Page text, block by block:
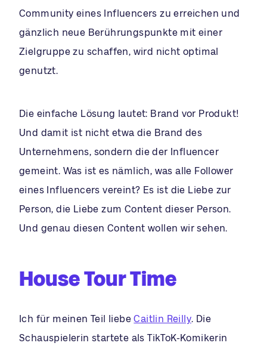
Community eines Influencers zu erreichen und
gänzlich neue Berührungspunkte mit einer
Zielgruppe zu schaffen, wird nicht optimal
genutzt.
Die einfache Lösung lautet: Brand vor Produkt!
Und damit ist nicht etwa die Brand des
Unternehmens, sondern die der Influencer
gemeint. Was ist es nämlich, was alle Follower
eines Influencers vereint? Es ist die Liebe zur
Person, die Liebe zum Content dieser Person.
Und genau diesen Content wollen wir sehen.
House Tour Time
Ich für meinen Teil liebeCaitlin Reilly. Die
Schauspielerin startete als TikToK-Komikerin